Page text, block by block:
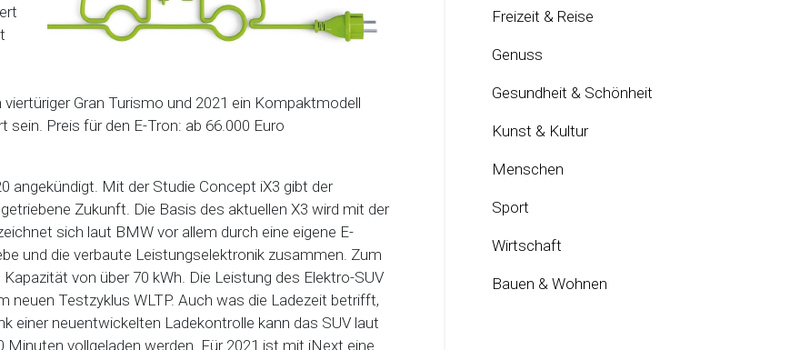
Gran Turismo und 2021 ein Kompaktmodell
sein. Preis für den E-Tron: ab 66.000 Euro
angekündigt. Mit der Studie Concept iX3 gibt der
Zukunft. Die Basis des aktuellen X3 wird mit der
sich laut BMW vor allem durch eine eigene E-
und die verbaute Leistungselektronik zusammen. Zum
von über 70 kWh. Die Leistung des Elektro-SUV
neuen Testzyklus WLTP. Auch was die Ladezeit betrifft,
einer neuentwickelten Ladekontrolle kann das SUV laut
vollgeladen werden. Für 2021 ist mit iNext eine
Freizeit & Reise
Genuss
Gesundheit & Schönheit
Kunst & Kultur
Menschen
Sport
Wirtschaft
Bauen & Wohnen